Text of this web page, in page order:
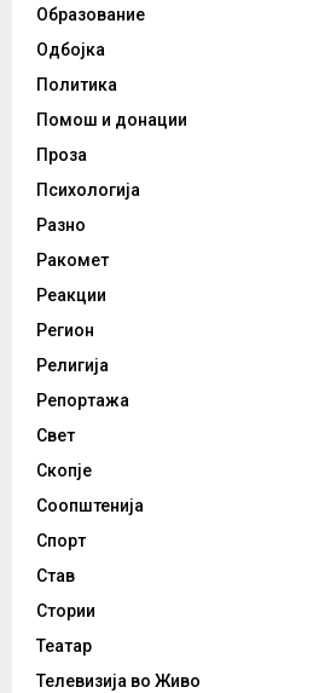
Образование
Одбојка
Политика
Помош и донации
Проза
Психологија
Разно
Ракомет
Реакции
Регион
Религија
Репортажа
Свет
Скопје
Соопштенија
Спорт
Став
Стории
Театар
Телевизија во Живо